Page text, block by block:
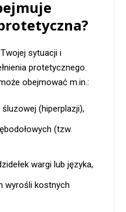
sytuacji i
protetycznego.
obejmować m.in.:
(hiperplazji),
(tzw.
wargi lub języka,
wyrośli kostnych